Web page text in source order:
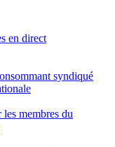
en direct
syndiqué
membres du